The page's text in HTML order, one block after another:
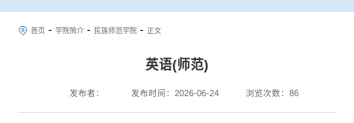
首页 - 学院简介 - 民族师范学院 - 正文
英语(师范)
发布者： 发布时间：2026-06-24 浏览次数： 86